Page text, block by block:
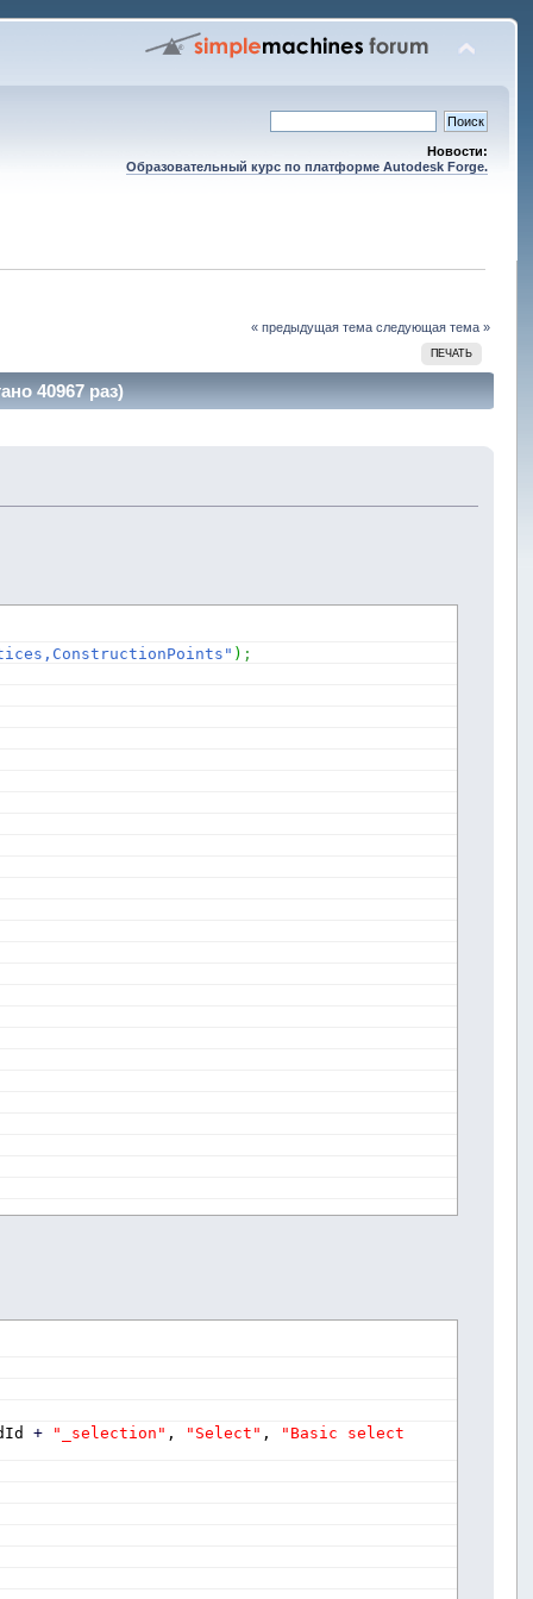
Новости:
Образовательный курс по платформе Autodesk Forge.
« предыдущая тема следующая тема »
ПЕЧАТЬ
40967 раз)
) ;
+ "_selection" , "Select" ,
"Basic select